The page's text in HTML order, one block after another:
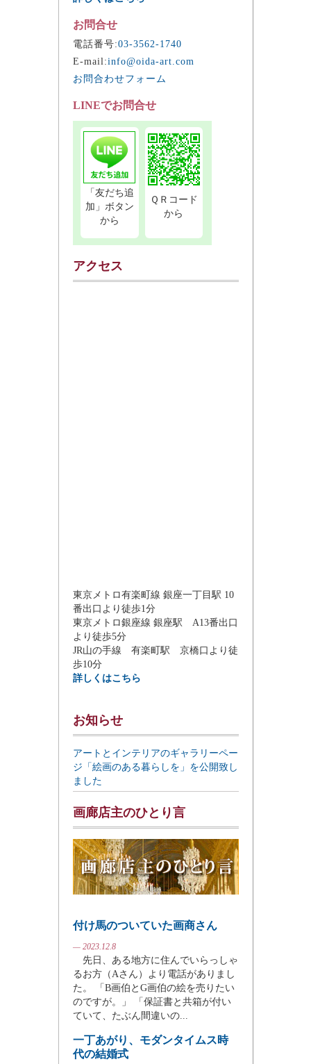
お問合せ
電話番号:03-3562-1740
E-mail:info@oida-art.com
お問合わせフォーム
LINEでお問合せ
「友だち追
加」ボタン
から
ＱＲコード
から
アクセス
東京メトロ有楽町線 銀座一丁目駅 10
番出口より徒歩1分
東京メトロ銀座線 銀座駅 A13番出口
より徒歩5分
JR山の手線 有楽町駅 京橋口より徒
歩10分
詳しくはこちら
お知らせ
アートとインテリアのギャラリーペー
ジ「絵画のある暮らしを」を公開致し
ました
画廊店主のひとり言
付け馬のついていた画商さん
— 2023.12.8
先日、ある地方に住んでいらっしゃ
るお方（Aさん）より電話がありまし
た。 「B画伯とG画伯の絵を売りたい
のですが。」 「保証書と共箱が付い
ていて、たぶん間違いの...
一丁あがり、モダンタイムス時
代の結婚式